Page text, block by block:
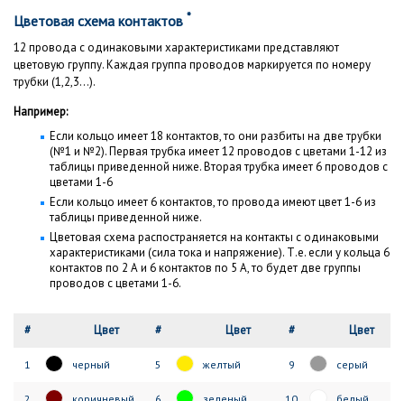
Цветовая схема контактов *
12 провода с одинаковыми характеристиками представляют
цветовую группу. Каждая группа проводов маркируется по номеру
трубки (1,2,3...).
Например:
Если кольцо имеет 18 контактов, то они разбиты на две трубки
(№1 и №2). Первая трубка имеет 12 проводов с цветами 1-12 из
таблицы приведенной ниже. Вторая трубка имеет 6 проводов с
цветами 1-6
Если кольцо имеет 6 контактов, то провода имеют цвет 1-6 из
таблицы приведенной ниже.
Цветовая схема распостраняется на контакты с одинаковыми
характеристиками (сила тока и напряжение). Т.е. если у кольца 6
контактов по 2 А и 6 контактов по 5 А, то будет две группы
проводов с цветами 1-6.
# Цвет # Цвет # Цвет
1 черный 5 желтый 9 серый